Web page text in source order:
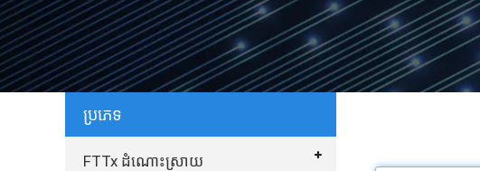
ប្រភេទ
FTTx ដំណោះស្រាយ